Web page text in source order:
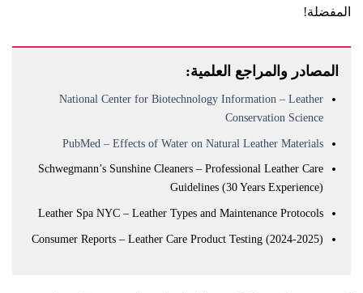
المفضلة!
المصادر والمراجع العلمية:
National Center for Biotechnology Information – Leather
Conservation Science
PubMed – Effects of Water on Natural Leather Materials
Schwegmann’s Sunshine Cleaners – Professional Leather Care
Guidelines (30 Years Experience)
Leather Spa NYC – Leather Types and Maintenance Protocols
Consumer Reports – Leather Care Product Testing (2024-2025)